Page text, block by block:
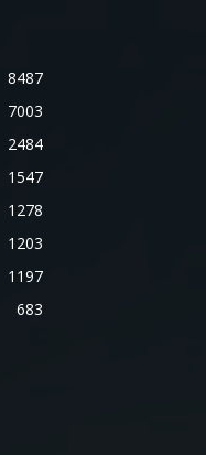
8487
7003
2484
1547
1278
1203
1197
683